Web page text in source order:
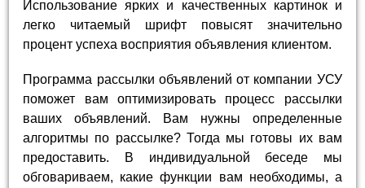
Использование ярких и качественных картинок и
легко читаемый шрифт повысят значительно
процент успеха восприятия объявления клиентом.
Программа рассылки объявлений от компании УСУ
поможет вам оптимизировать процесс рассылки
ваших объявлений. Вам нужны определенные
алгоритмы по рассылке? Тогда мы готовы их вам
предоставить. В индивидуальной беседе мы
обговариваем, какие функции вам необходимы, а